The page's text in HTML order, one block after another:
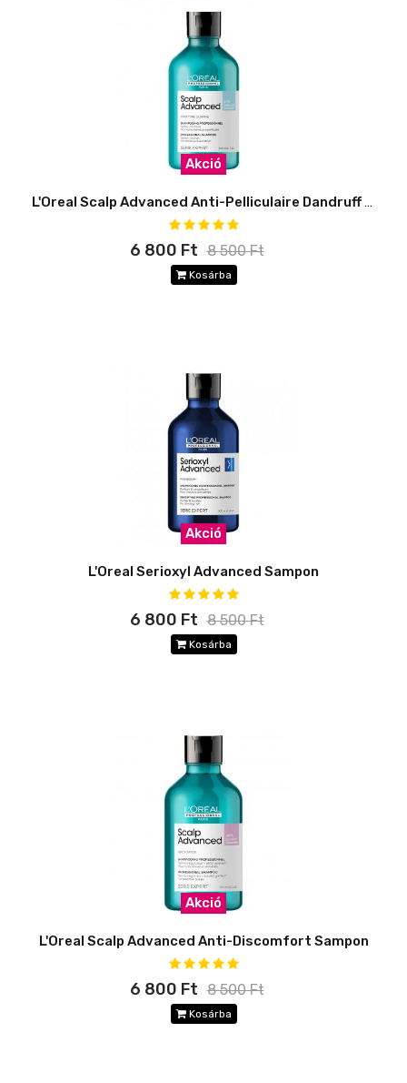
Akció
L'Oreal Scalp Advanced Anti-Pelliculaire Dandruff Sampon
6 800 Ft 8 500 Ft
Kosárba
Akció
L'Oreal Serioxyl Advanced Sampon
6 800 Ft 8 500 Ft
Kosárba
Akció
L'Oreal Scalp Advanced Anti-Discomfort Sampon
6 800 Ft 8 500 Ft
Kosárba